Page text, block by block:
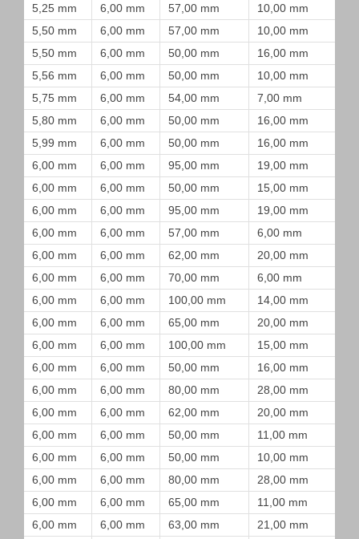
5,25 mm
6,00 mm 57,00 mm
10,00 mm
5,50 mm
6,00 mm 57,00 mm
10,00 mm
5,50 mm
6,00 mm 50,00 mm
16,00 mm
5,56 mm
6,00 mm 50,00 mm
10,00 mm
5,75 mm
6,00 mm 54,00 mm
7,00 mm
5,80 mm
6,00 mm 50,00 mm
16,00 mm
5,99 mm
6,00 mm 50,00 mm
16,00 mm
6,00 mm
6,00 mm 95,00 mm
19,00 mm
6,00 mm
6,00 mm 50,00 mm
15,00 mm
6,00 mm
6,00 mm 95,00 mm
19,00 mm
6,00 mm
6,00 mm 57,00 mm
6,00 mm
6,00 mm
6,00 mm 62,00 mm
20,00 mm
6,00 mm
6,00 mm 70,00 mm
6,00 mm
6,00 mm
6,00 mm 100,00 mm
14,00 mm
6,00 mm
6,00 mm 65,00 mm
20,00 mm
6,00 mm
6,00 mm 100,00 mm
15,00 mm
6,00 mm
6,00 mm 50,00 mm
16,00 mm
6,00 mm
6,00 mm 80,00 mm
28,00 mm
6,00 mm
6,00 mm 62,00 mm
20,00 mm
6,00 mm
6,00 mm 50,00 mm
11,00 mm
6,00 mm
6,00 mm 50,00 mm
10,00 mm
6,00 mm
6,00 mm 80,00 mm
28,00 mm
6,00 mm
6,00 mm 65,00 mm
11,00 mm
6,00 mm
6,00 mm 63,00 mm
21,00 mm